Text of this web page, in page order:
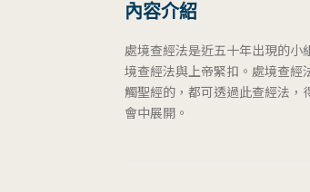
內容介紹
處境查經法是近五十年出現的
境查經法與上帝緊扣。處境查經
觸聖經的，都可透過此查經法，
會中展開。